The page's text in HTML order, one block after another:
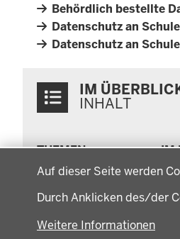
Auf dieser Seite werden
Durch Anklicken des/der
Weitere Informationen
Behördlich bestellte
Datenschutz an
Datenschutz an
Inhalte
IM
INHALT
in
der
THEMEN
Arbeitsschutz, Ordnung
und Sicherheit
Bauen, Planen und
Bildung, Schule und
Sport
IM